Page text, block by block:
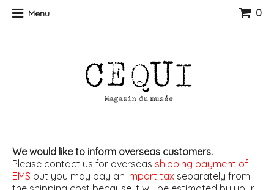
Menu 0
We would like to inform overseas customers.
Please contact us for overseas shipping payment of
EMS but you may pay an import tax separately from